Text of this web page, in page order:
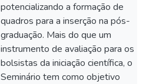
potencializando a formação de
quadros para a inserção na pós-
graduação. Mais do que um
instrumento de avaliação para os
bolsistas da iniciação científica, o
Seminário tem como objetivo